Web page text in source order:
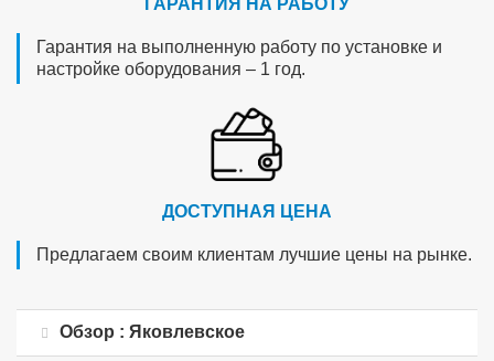
ГАРАНТИЯ НА РАБОТУ
Гарантия на выполненную работу по установке и
настройке оборудования – 1 год.
ДОСТУПНАЯ ЦЕНА
Предлагаем своим клиентам лучшие цены на рынке.
Обзор : Яковлевское